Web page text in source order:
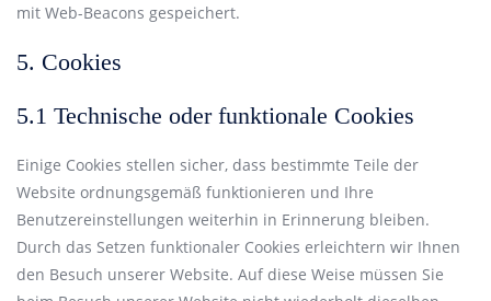
mit Web-Beacons gespeichert.
5. Cookies
5.1 Technische oder funktionale Cookies
Einige Cookies stellen sicher, dass bestimmte Teile der
Website ordnungsgemäß funktionieren und Ihre
Benutzereinstellungen weiterhin in Erinnerung bleiben.
Durch das Setzen funktionaler Cookies erleichtern wir Ihnen
den Besuch unserer Website. Auf diese Weise müssen Sie